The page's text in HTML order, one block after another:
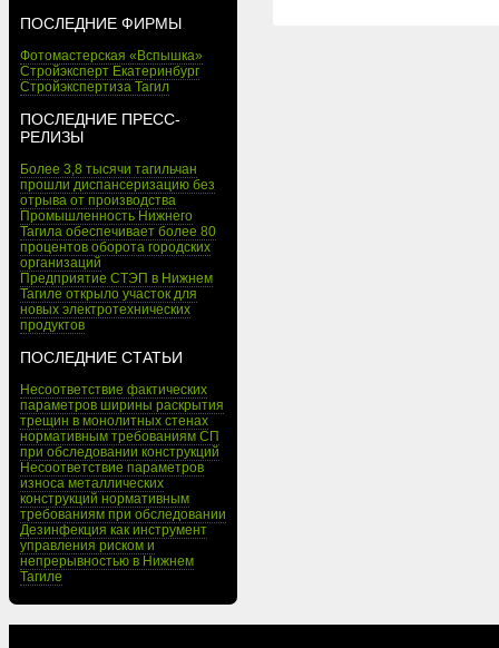
ПОСЛЕДНИЕ ФИРМЫ
Фотомастерская «Вспышка»
Стройэксперт Екатеринбург
Стройэкспертиза Тагил
ПОСЛЕДНИЕ ПРЕСС-
РЕЛИЗЫ
Более 3,8 тысячи тагильчан
прошли диспансеризацию без
отрыва от производства
Промышленность Нижнего
Тагила обеспечивает более 80
процентов оборота городских
организаций
Предприятие СТЭП в Нижнем
Тагиле открыло участок для
новых электротехнических
продуктов
ПОСЛЕДНИЕ СТАТЬИ
Несоответствие фактических
параметров ширины раскрытия
трещин в монолитных стенах
нормативным требованиям СП
при обследовании конструкций
Несоответствие параметров
износа металлических
конструкций нормативным
требованиям при обследовании
Дезинфекция как инструмент
управления риском и
непрерывностью в Нижнем
Тагиле